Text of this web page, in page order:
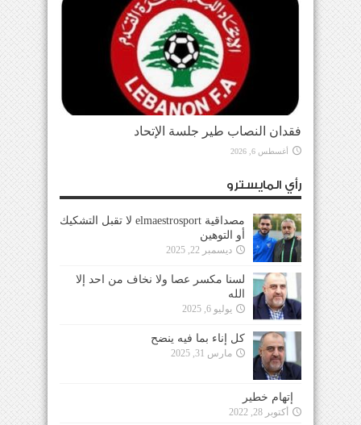
فقدان النصاب طير جلسة الإتحاد
أغسطس 6, 2026
رأي المايسترو
مصداقية elmaestrosport لا تقبل التشكيك
أو التوهين
ديسمبر 22, 2025
لسنا مكسر عصا ولا نخاف من احد إلا
الله
يوليو 6, 2025
كل إناء بما فيه ينضح
مارس 31, 2025
إتهام خطير
أكتوبر 28, 2022